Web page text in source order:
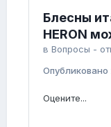
Блесны
HERON
в Вопросы -
Опубликовано
Оцените...